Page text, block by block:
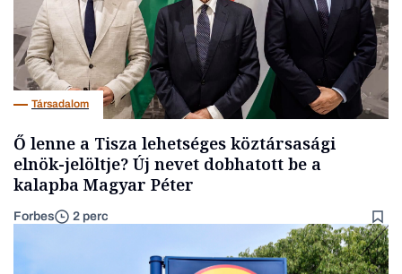
Társadalom
Ő lenne a Tisza lehetséges köztársasági
elnök-jelöltje? Új nevet dobhatott be a
kalapba Magyar Péter
Forbes 2 perc